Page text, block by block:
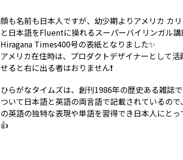
顔も名前も日本人ですが、幼少期よりアメリカ カ
と日本語をFluentに操れるスーパーバイリンガル
Hiragana Times400号の表紙となりました✨
アメリカ在住時は、プロダクトデザイナーとして
せると右に出る者はおりません❗️
ひらがなタイムズは、創刊1986年の歴史ある雑誌
ついて日本語と英語の両言語で記載されているの
の英語の独特な表現や単語を習得でき日本人にと
👍